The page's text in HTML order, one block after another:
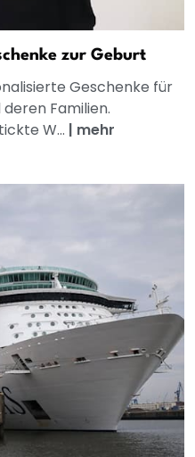
zur Geburt
Geschenke für
Familien.
W... | mehr